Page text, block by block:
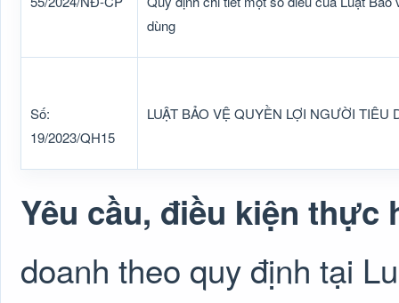
dùng
Số:
19/2023/QH15
LUẬT BẢO VỆ QUYỀN LỢI NGƯỜI TIÊU
Yêu cầu, điều kiện thực
doanh theo quy định tại